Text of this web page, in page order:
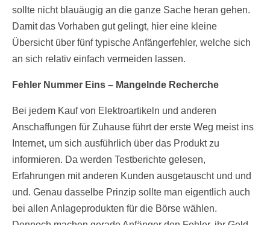
sollte nicht blauäugig an die ganze Sache heran gehen.
Damit das Vorhaben gut gelingt, hier eine kleine
Übersicht über fünf typische Anfängerfehler, welche sich
an sich relativ einfach vermeiden lassen.
Fehler Nummer Eins – Mangelnde Recherche
Bei jedem Kauf von Elektroartikeln und anderen
Anschaffungen für Zuhause führt der erste Weg meist ins
Internet, um sich ausführlich über das Produkt zu
informieren. Da werden Testberichte gelesen,
Erfahrungen mit anderen Kunden ausgetauscht und und
und. Genau dasselbe Prinzip sollte man eigentlich auch
bei allen Anlageprodukten für die Börse wählen.